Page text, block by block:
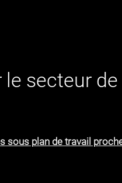
secteur de
sous plan de travail